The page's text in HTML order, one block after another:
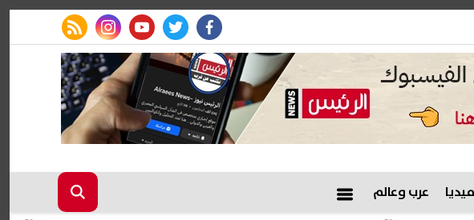
facebook
twitter
youtube
instagram
rss feed
عرب وعالم